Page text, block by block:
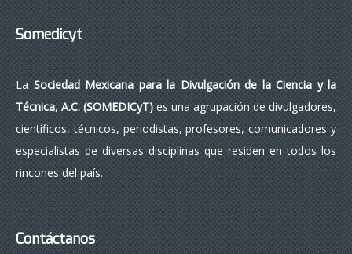
Somedicyt
LaSociedad Mexicana para la Divulgación de la Ciencia y la
Técnica, A.C. (SOMEDICyT)es una agrupación de divulgadores,
científicos, técnicos, periodistas, profesores, comunicadores y
especialistas de diversas disciplinas que residen en todos los
rincones del país.
Contáctanos